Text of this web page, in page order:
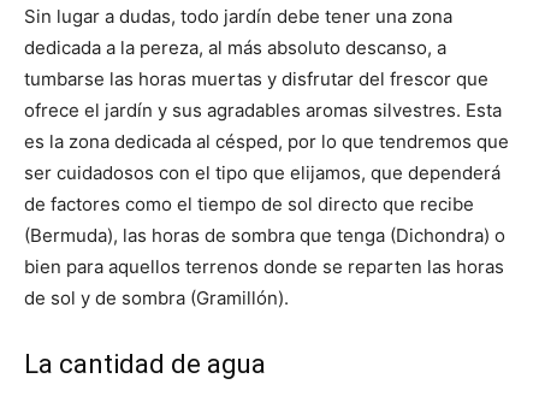
Sin lugar a dudas, todo jardín debe tener una zona
dedicada a la pereza, al más absoluto descanso, a
tumbarse las horas muertas y disfrutar del frescor que
ofrece el jardín y sus agradables aromas silvestres. Esta
es la zona dedicada al césped, por lo que tendremos que
ser cuidadosos con el tipo que elijamos, que dependerá
de factores como el tiempo de sol directo que recibe
(Bermuda), las horas de sombra que tenga (Dichondra) o
bien para aquellos terrenos donde se reparten las horas
de sol y de sombra (Gramillón).
La cantidad de agua